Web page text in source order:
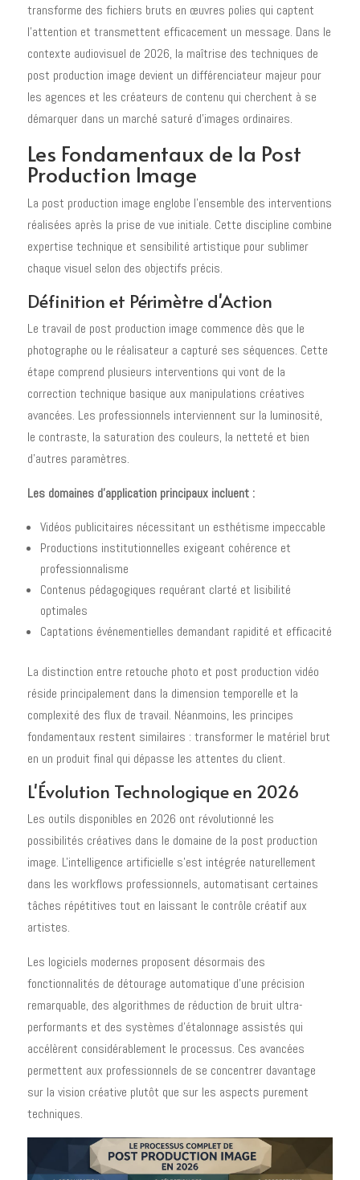
transforme des fichiers bruts en œuvres polies qui captent
l'attention et transmettent efficacement un message. Dans le
contexte audiovisuel de 2026, la maîtrise des techniques de
post production image devient un différenciateur majeur pour
les agences et les créateurs de contenu qui cherchent à se
démarquer dans un marché saturé d'images ordinaires.
Les Fondamentaux de la Post
Production Image
La post production image englobe l'ensemble des interventions
réalisées après la prise de vue initiale. Cette discipline combine
expertise technique et sensibilité artistique pour sublimer
chaque visuel selon des objectifs précis.
Définition et Périmètre d'Action
Le travail de post production image commence dès que le
photographe ou le réalisateur a capturé ses séquences. Cette
étape comprend plusieurs interventions qui vont de la
correction technique basique aux manipulations créatives
avancées. Les professionnels interviennent sur la luminosité,
le contraste, la saturation des couleurs, la netteté et bien
d'autres paramètres.
Les domaines d'application principaux incluent :
Vidéos publicitaires nécessitant un esthétisme impeccable
Productions institutionnelles exigeant cohérence et
professionnalisme
Contenus pédagogiques requérant clarté et lisibilité
optimales
Captations événementielles demandant rapidité et efficacité
La distinction entre retouche photo et post production vidéo
réside principalement dans la dimension temporelle et la
complexité des flux de travail. Néanmoins, les principes
fondamentaux restent similaires : transformer le matériel brut
en un produit final qui dépasse les attentes du client.
L'Évolution Technologique en 2026
Les outils disponibles en 2026 ont révolutionné les
possibilités créatives dans le domaine de la post production
image. L'intelligence artificielle s'est intégrée naturellement
dans les workflows professionnels, automatisant certaines
tâches répétitives tout en laissant le contrôle créatif aux
artistes.
Les logiciels modernes proposent désormais des
fonctionnalités de détourage automatique d'une précision
remarquable, des algorithmes de réduction de bruit ultra-
performants et des systèmes d'étalonnage assistés qui
accélèrent considérablement le processus. Ces avancées
permettent aux professionnels de se concentrer davantage
sur la vision créative plutôt que sur les aspects purement
techniques.